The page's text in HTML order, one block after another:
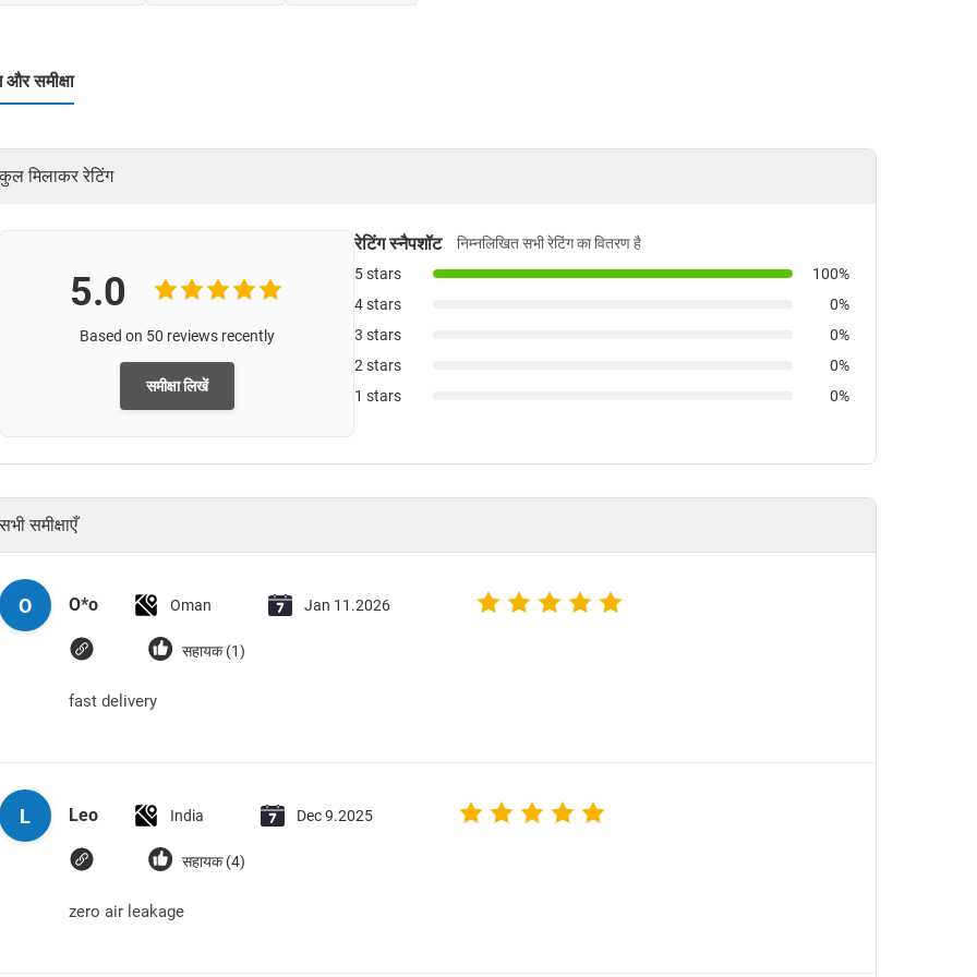
और समीक्षा
कुल मिलाकर रेटिंग
5.0
Based on 50 reviews recently
समीक्षा लिखें
रेटिंग स्नैपशॉट
निम्नलिखित सभी रेटिंग का वितरण है
5 stars
100%
4 stars
0%
3 stars
0%
2 stars
0%
1 stars
0%
सभी समीक्षाएँ
O O*o Oman Jan 11.2026
सहायक (1)
fast delivery
L Leo India Dec 9.2025
सहायक (4)
zero air leakage